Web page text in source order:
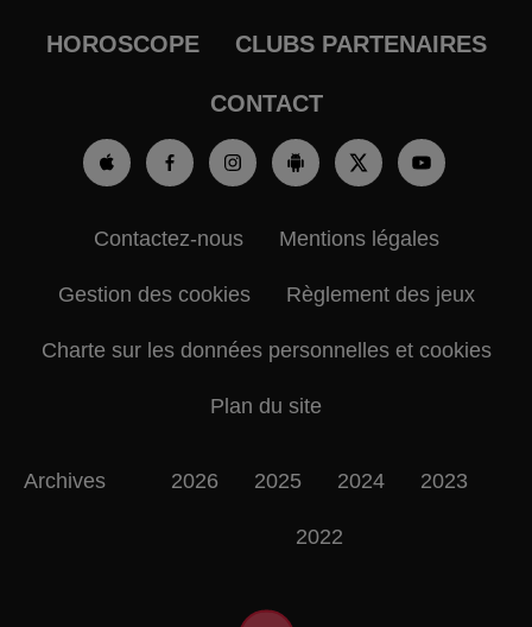
HOROSCOPE CLUBS PARTENAIRES
CONTACT
Contactez-nous Mentions légales
Gestion des cookies Règlement des jeux
Charte sur les données personnelles et cookies
Plan du site
Archives 2026 2025 2024 2023
2022